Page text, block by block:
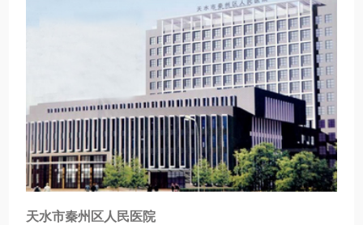
天水市秦州区人民医院